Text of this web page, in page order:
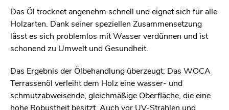
Das Öl trocknet angenehm schnell und eignet sich für alle
Holzarten. Dank seiner speziellen Zusammensetzung
lässt es sich problemlos mit Wasser verdünnen und ist
schonend zu Umwelt und Gesundheit.
Das Ergebnis der Ölbehandlung überzeugt: Das WOCA
Terrassenöl verleiht dem Holz eine wasser- und
schmutzabweisende, gleichmäßige Oberfläche, die eine